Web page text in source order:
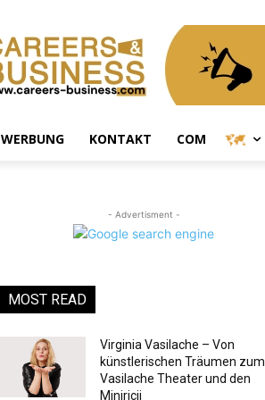
WERBUNG KONTAKT COM
- Advertisment -
MOST READ
Virginia Vasilache – Von
künstlerischen Träumen zum
Vasilache Theater und den
Miniricii